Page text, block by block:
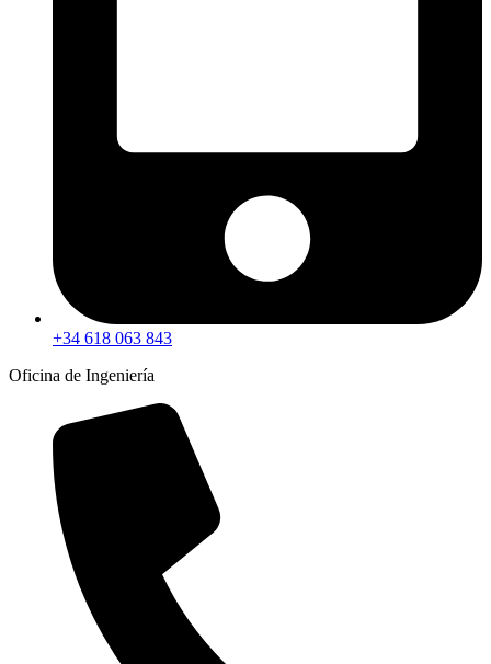
+34 618 063 843
Oficina de Ingeniería